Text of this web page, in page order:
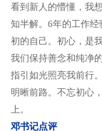
看到新人的懵懂，我
知半解。6年的工作
初的自己。初心，是
我们保持善念和纯净
指引如光照亮我前行
明晰前路。不忘初心
上。
邓书记点评